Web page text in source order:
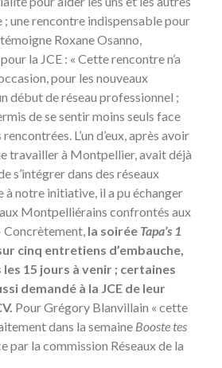
; une rencontre indispensable pour
Roxane Osanno,
la JCE : « Cette rencontre n’a
pour les nouveaux
début de réseau professionnel ;
de se sentir moins seuls face
L’un d’eux, après avoir
travailler à Montpellier, avait déjà
s’intégrer dans des réseaux
à notre initiative, il a pu échanger
Montpelliérains confrontés aux
la soirée Tapa’s 1
cinq entretiens d’embauche,
15 jours à venir ; certaines
demandé à la JCE de leur
Pour Grégory Blanvillain « cette
dans la semaine Booste tes
par la commission Réseaux de la